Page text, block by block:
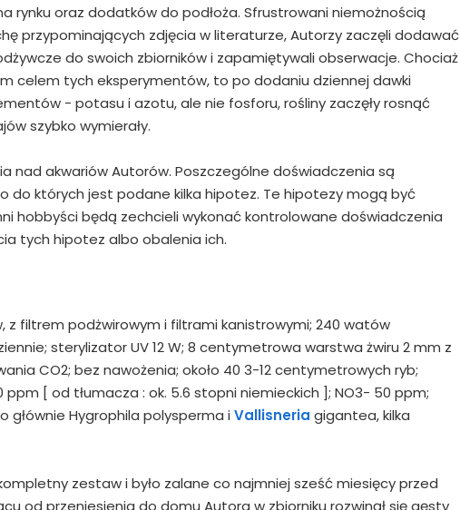
rynku oraz dodatków do podłoża. Sfrustrowani niemożnością
przypominających zdjęcia w literaturze, Autorzy zaczęli dodawać
do swoich zbiorników i zapamiętywali obserwacje. Chociaż
celem tych eksperymentów, to po dodaniu dziennej dawki
- potasu i azotu, ale nie fosforu, rośliny zaczęły rosnąć
szybko wymierały.
nad akwariów Autorów. Poszczególne doświadczenia są
do których jest podane kilka hipotez. Te hipotezy mogą być
hobbyści będą zechcieli wykonać kontrolowane doświadczenia
tych hipotez albo obalenia ich.
z filtrem podżwirowym i filtrami kanistrowymi; 240 watów
sterylizator UV 12 W; 8 centymetrowa warstwa żwiru 2 mm z
CO2; bez nawożenia; około 40 3-12 centymetrowych ryb;
ppm [ od tłumacza : ok. 5.6 stopni niemieckich ]; NO3- 50 ppm;
głównie Hygrophila polysperma i Vallisneria gigantea, kilka
zestaw i było zalane co najmniej sześć miesięcy przed
od przeniesienia do domu Autora w zbiorniku rozwinął się gęsty